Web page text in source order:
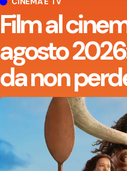
Film al
agosto
da non